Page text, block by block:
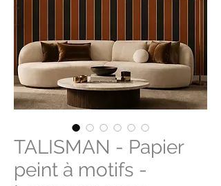
TALISMAN - Papier
peint à motifs -